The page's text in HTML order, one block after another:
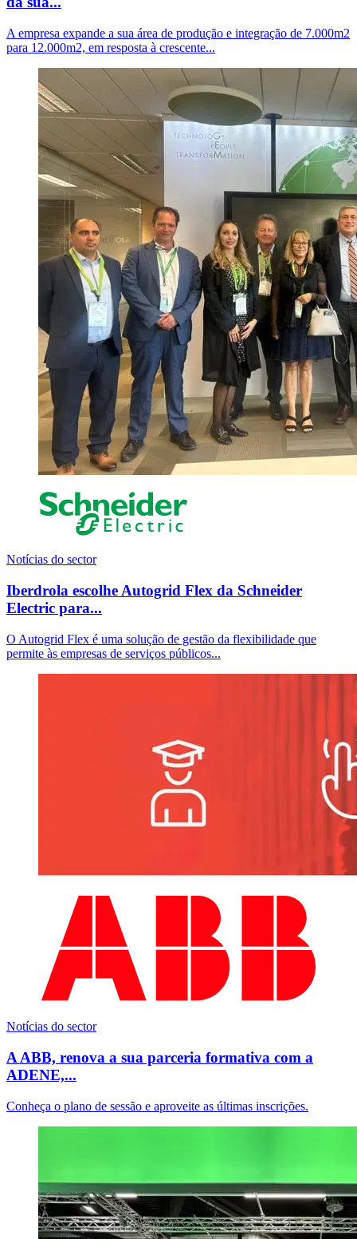
A empresa expande a sua área de produção e integração de 7.000m2
para 12.000m2, em resposta à crescente...
Notícias do sector
Iberdrola escolhe Autogrid Flex da Schneider
Electric para...
O Autogrid Flex é uma solução de gestão da flexibilidade que
permite às empresas de serviços públicos...
Notícias do sector
A ABB, renova a sua parceria formativa com a
ADENE,...
Conheça o plano de sessão e aproveite as últimas inscrições.